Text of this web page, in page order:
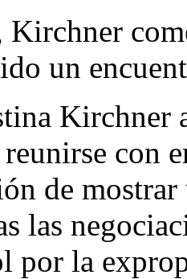
Kirchner
un
Kirchner
con
de
las
por la